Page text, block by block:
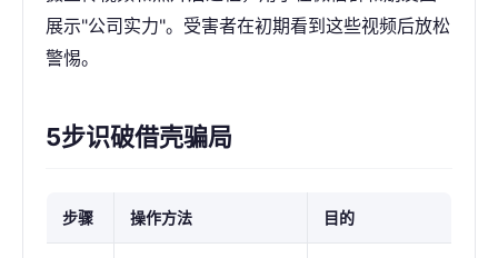
展示"公司实力"。受害者在初期看到这些视频后放松
警惕。
5步识破借壳骗局
步骤 操作方法 目的